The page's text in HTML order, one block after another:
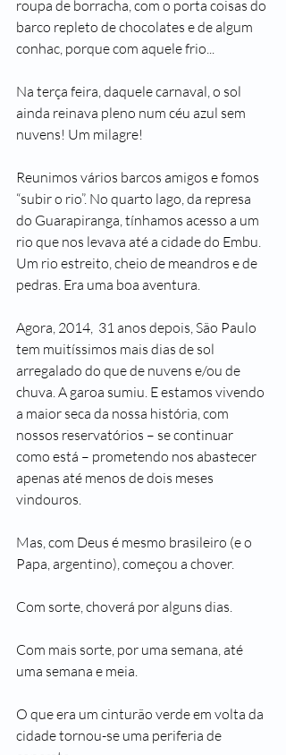
roupa de borracha, com o porta coisas do
barco repleto de chocolates e de algum
conhac, porque com aquele frio...
Na terça feira, daquele carnaval, o sol
ainda reinava pleno num céu azul sem
nuvens! Um milagre!
Reunimos vários barcos amigos e fomos
“subir o rio”. No quarto lago, da represa
do Guarapiranga, tínhamos acesso a um
rio que nos levava até a cidade do Embu.
Um rio estreito, cheio de meandros e de
pedras. Era uma boa aventura.
Agora, 2014,  31 anos depois, São Paulo
tem muitíssimos mais dias de sol
arregalado do que de nuvens e/ou de
chuva. A garoa sumiu. E estamos vivendo
a maior seca da nossa história, com
nossos reservatórios – se continuar
como está – prometendo nos abastecer
apenas até menos de dois meses
vindouros.
Mas, com Deus é mesmo brasileiro (e o
Papa, argentino), começou a chover.
Com sorte, choverá por alguns dias.
Com mais sorte, por uma semana, até
uma semana e meia.
O que era um cinturão verde em volta da
cidade tornou-se uma periferia de